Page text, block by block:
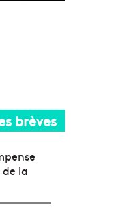
brèves
de la